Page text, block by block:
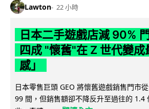
Lawton 22 小時
日本二手遊戲店減 90%
四成 "懷舊"在 Z 世代變成
感」
日本零售巨頭 GEO 將懷舊遊戲銷售門市
99 間，但銷售額卻不降反升至過往的 1.4